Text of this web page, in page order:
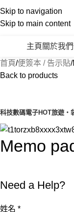
Skip to navigation
Skip to main content
主頁 關於我們
首頁 便簽本 / 告示貼
Back to products
科技數碼電子HOT旅遊‧
Memo
Need a Help?
姓名 *